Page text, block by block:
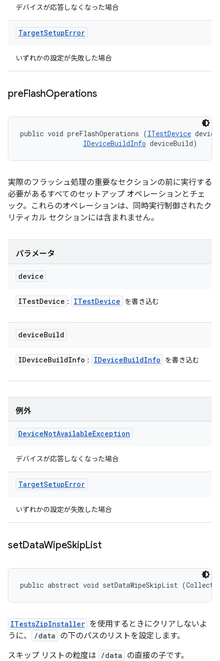
デバイスが応答しなくなった場合
TargetSetupError
いずれかの設定が失敗した場合
preFlashOperations
public void preFlashOperations (ITestDevice
IDeviceBuildInfo deviceBuild)
実際のフラッシュ処理の重要なセクションの前に実行する
必要があるすべてのセットアップ オペレーションとチェ
ック。これらのオペレーションは、同時実行制御されたク
リティカル セクションには含まれません。
パラメータ
device
ITestDevice : ITestDevice を書き込む
deviceBuild
IDeviceBuildInfo : IDeviceBuildInfo を書き込む
例外
DeviceNotAvailableException
デバイスが応答しなくなった場合
TargetSetupError
いずれかの設定が失敗した場合
setDataWipeSkipList
public abstract void setDataWipeSkipList
ITestsZipInstaller を使用するときにクリアしないよ
うに、
/data の下のパスのリストを設定します。
スキップ リストの粒度は
/data の直接の子です。